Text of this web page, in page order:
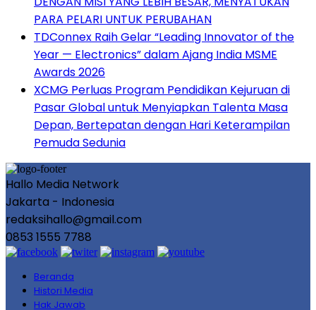
PARA PELARI UNTUK PERUBAHAN
TDConnex Raih Gelar “Leading Innovator of the
Year — Electronics” dalam Ajang India MSME
Awards 2026
XCMG Perluas Program Pendidikan Kejuruan di
Pasar Global untuk Menyiapkan Talenta Masa
Depan, Bertepatan dengan Hari Keterampilan
Pemuda Sedunia
Hallo Media Network
Jakarta - Indonesia
redaksihallo@gmail.com
0853 1555 7788
Beranda
Histori Media
Hak Jawab